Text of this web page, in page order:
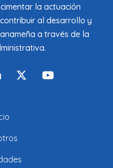
la actuación
al desarrollo y
a través de la